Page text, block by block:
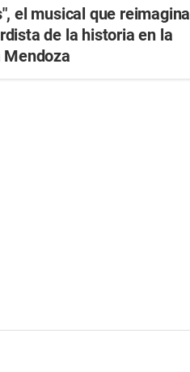
el musical que reimagina
de la historia en la